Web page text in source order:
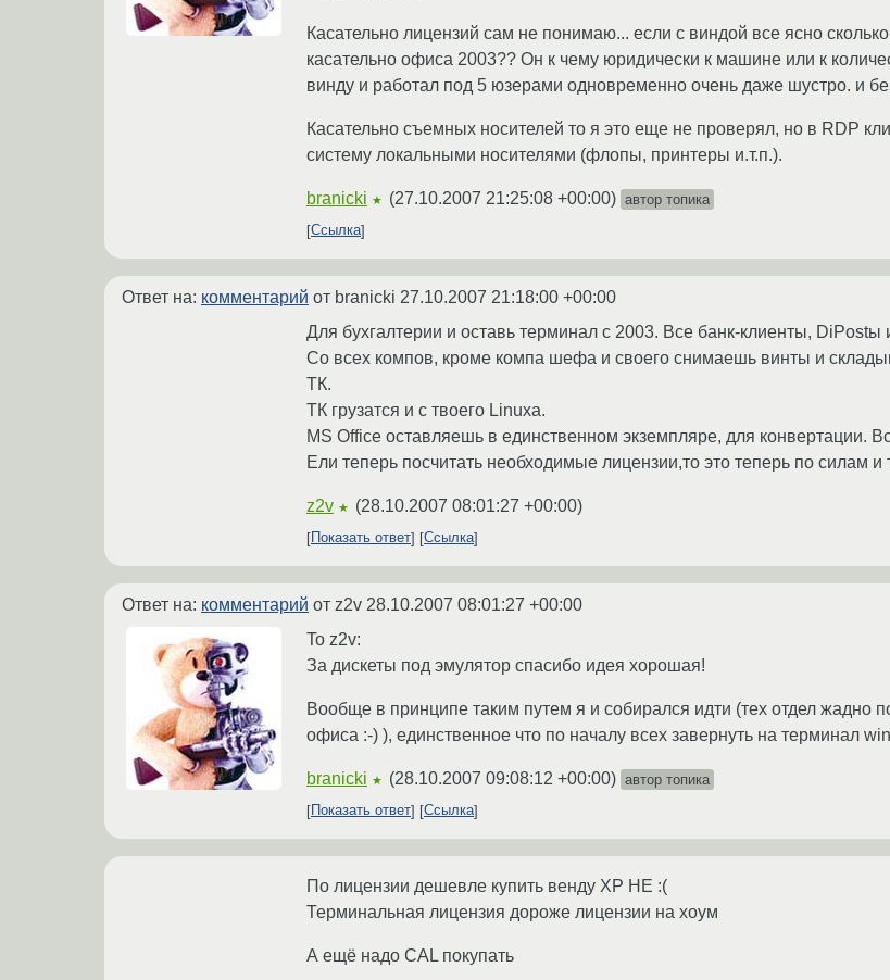
Касательно лицензий сам не понимаю... если с виндой все ясно
касательно офиса 2003?? Он к чему юридически к машине или к
винду и работал под 5 юзерами одновременно очень даже шустро. и
Касательно съемных носителей то я это еще не проверял, но в RDP
систему локальными носителями (флопы, принтеры и.т.п.).
branicki ★ (27.10.2007 21:25:08 +00:00) автор топика
Ссылка
Ответ на: комментарий от branicki 27.10.2007 21:18:00 +00:00
Для бухгалтерии и оставь терминал c 2003. Все банк-клиенты, DiPostы
Со всех компов, кроме компа шефа и своего снимаешь винты и
ТК.
ТК грузатся и с твоего Linuxа.
MS Office оставляешь в единственном экземпляре, для конвертации.
Ели теперь посчитать необходимые лицензии,то это теперь по силам
z2v ★ (28.10.2007 08:01:27 +00:00)
Показать ответ Ссылка
Ответ на: комментарий от z2v 28.10.2007 08:01:27 +00:00
To z2v:
За дискеты под эмулятор спасибо идея хорошая!
Вообще в принципе таким путем я и собирался идти (тех отдел жадно
офиса :-) ), единственное что по началу всех завернуть на терминал
branicki ★ (28.10.2007 09:08:12 +00:00) автор топика
Показать ответ
Ссылка
По лицензии дешевле купить венду ХР НЕ :(
Терминальная лицензия дороже лицензии на хоум
А ещё надо CAL покупать